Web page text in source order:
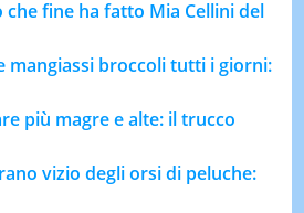
che fine ha fatto Mia Cellini del
mangiassi broccoli tutti i giorni:
più magre e alte: il trucco
vizio degli orsi di peluche: